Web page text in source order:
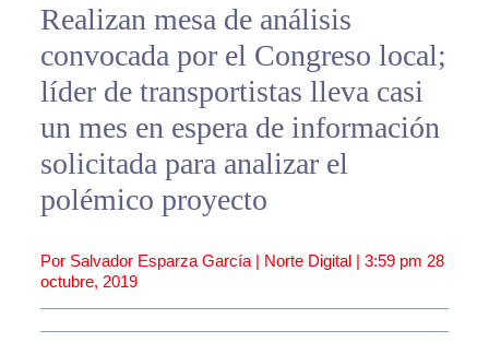
Realizan mesa de análisis
convocada por el Congreso local;
líder de transportistas lleva casi
un mes en espera de información
solicitada para analizar el
polémico proyecto
Por Salvador Esparza García | Norte Digital | 3:59 pm 28
octubre, 2019